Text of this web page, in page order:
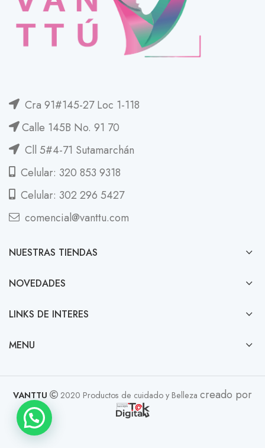
Cra 91#145-27 Loc 1-118
Calle 145B No. 91 70
Cll 5#4-71 Sutamarchán
Celular: 320 853 9318
Celular: 302 296 5427
comencial@vanttu.com
NUESTRAS TIENDAS
NOVEDADES
LINKS DE INTERES
MENU
VANTTU 2020 Productos de cuidado y Belleza creado por